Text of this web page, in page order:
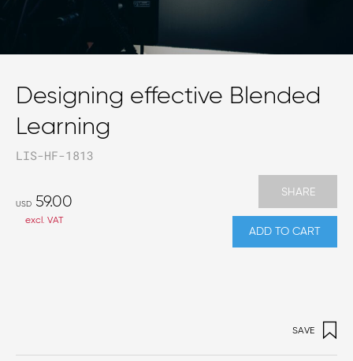
Designing effective Blended
Learning
LIS-HF-1813
USD 59.00
excl. VAT
SHARE
ADD TO CART
SAVE